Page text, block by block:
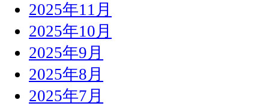
2025年11月
2025年10月
2025年9月
2025年8月
2025年7月